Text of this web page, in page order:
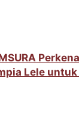
Lele